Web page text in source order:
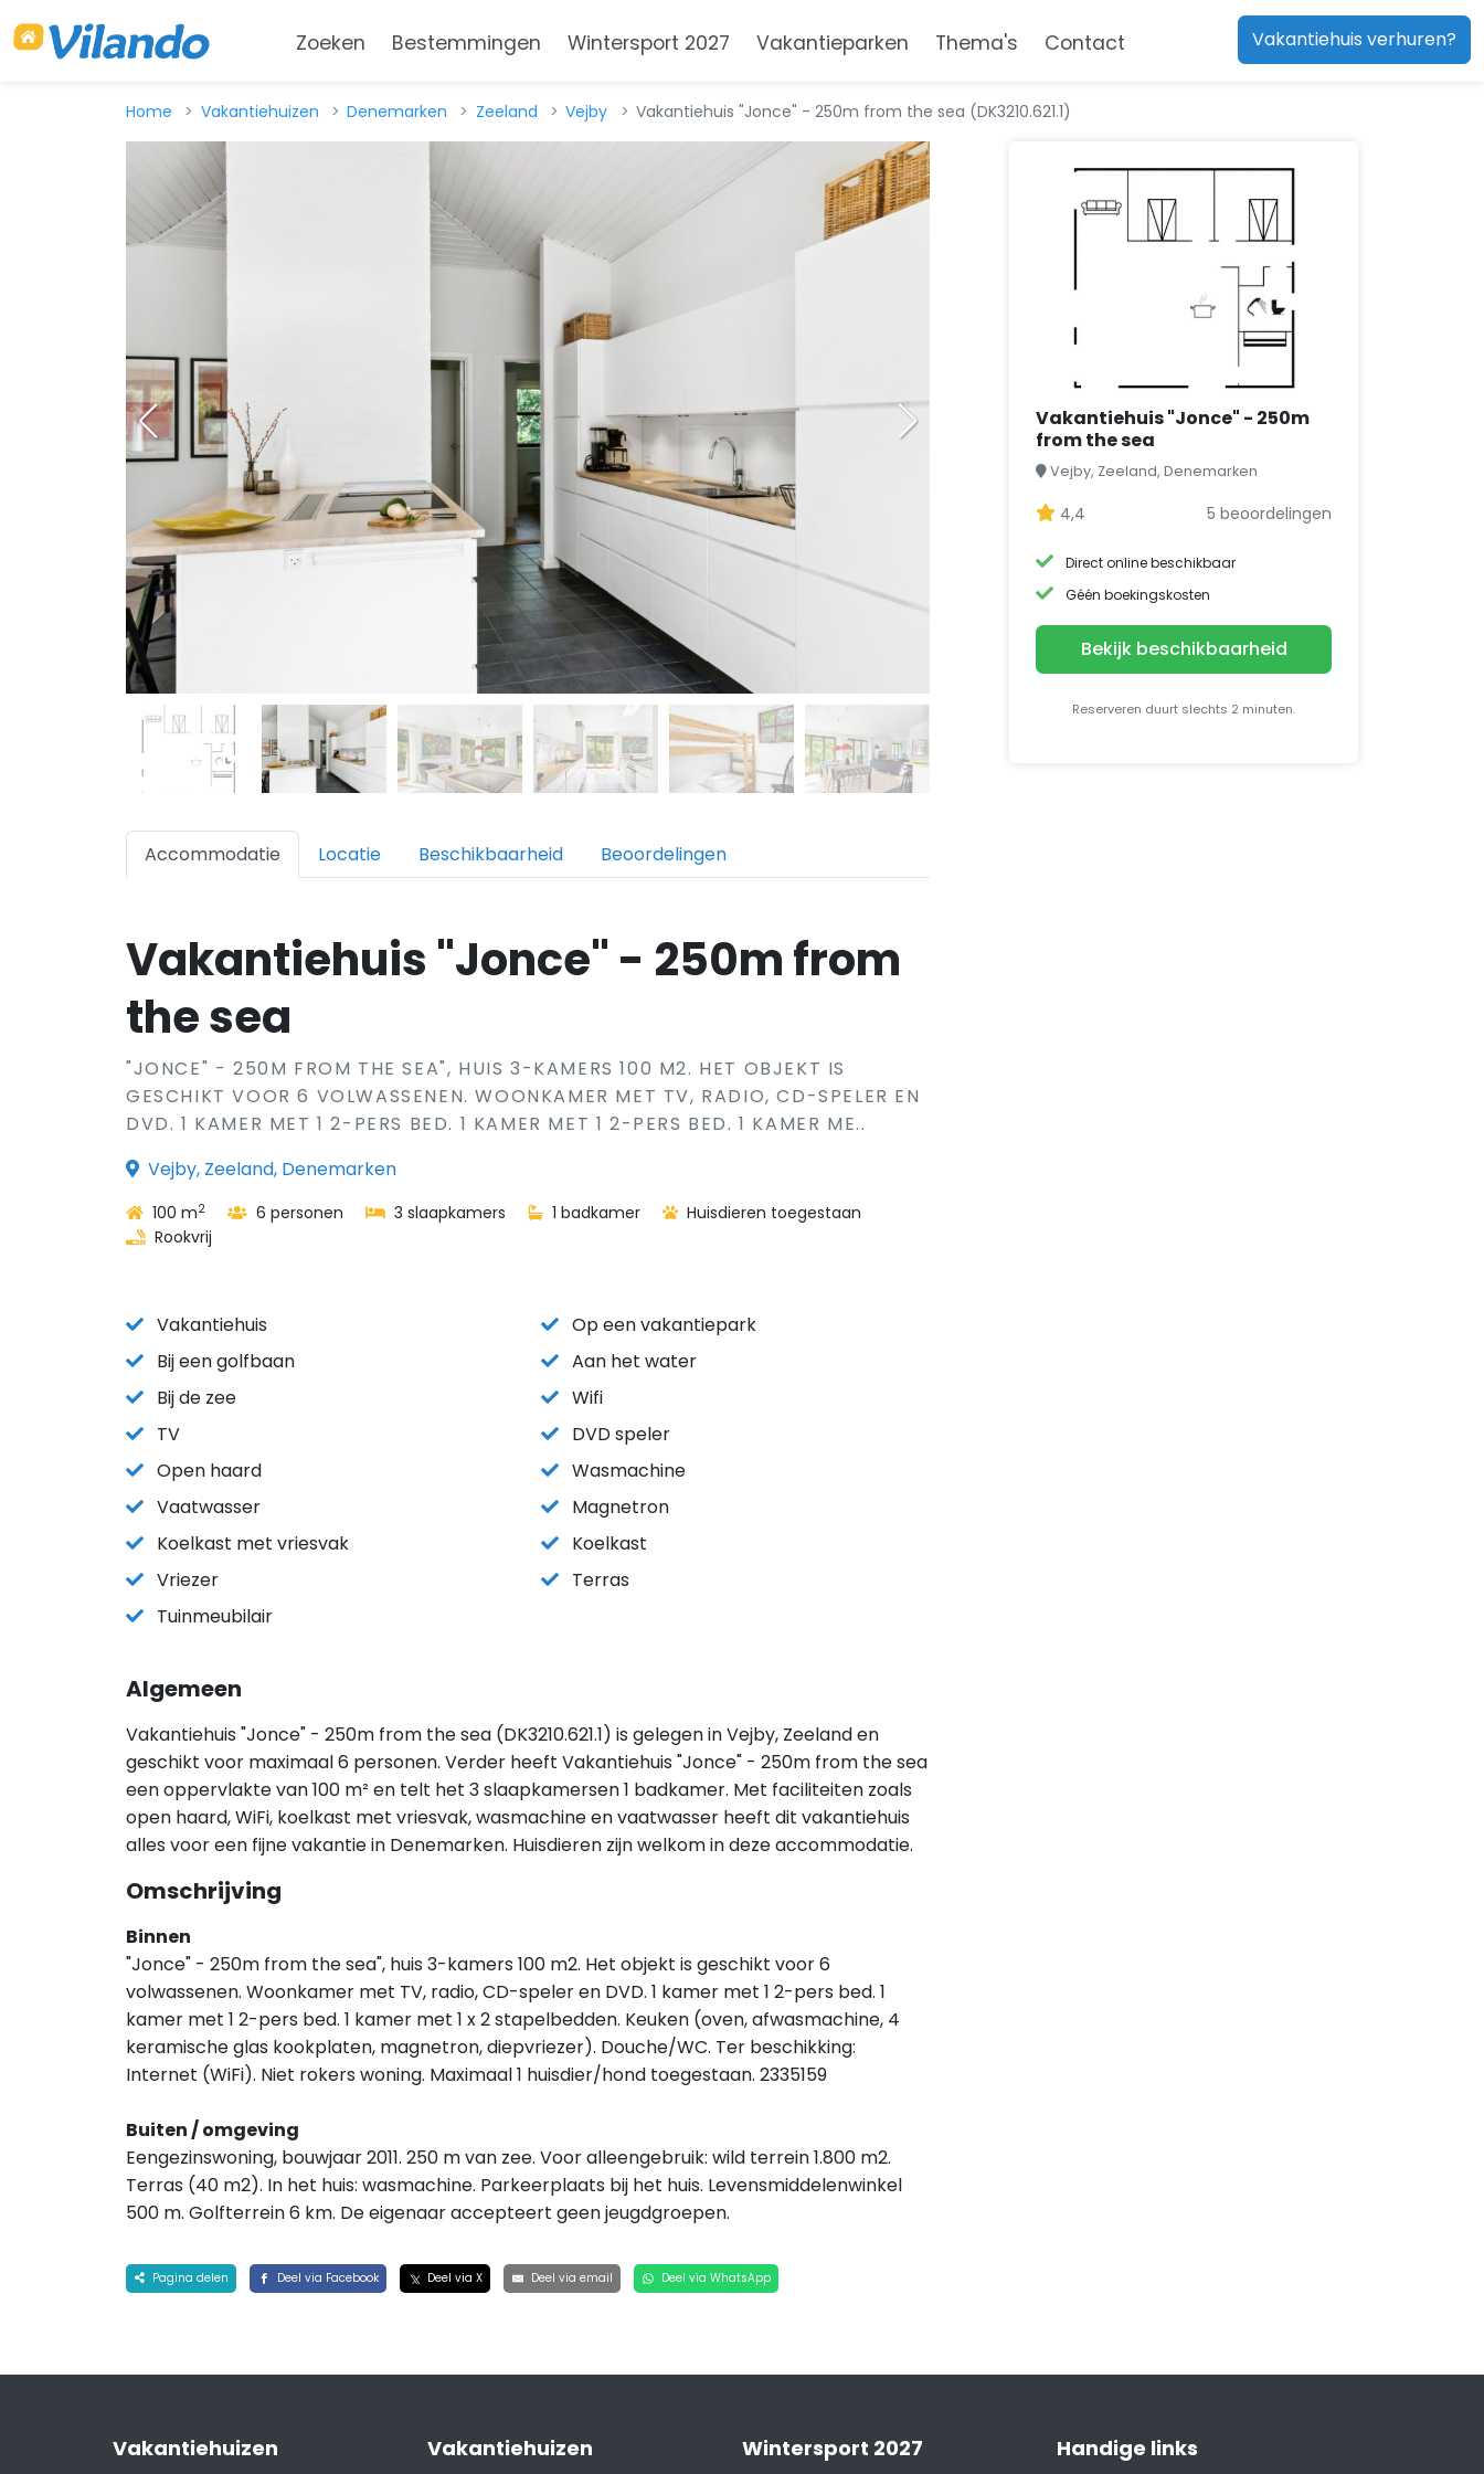
Zoeken Bestemmingen Wintersport 2027 Vakantieparken Thema's Contact Vakantiehuis verhuren?
Home Vakantiehuizen Denemarken Zeeland Vejby Vakantiehuis "Jonce" - 250m from the sea (DK3210.621.1)
Accommodatie Locatie Beschikbaarheid Beoordelingen
Vakantiehuis "Jonce" - 250m from
the sea
"JONCE" - 250M FROM THE SEA", HUIS 3-KAMERS 100 M2. HET OBJEKT IS
GESCHIKT VOOR 6 VOLWASSENEN. WOONKAMER MET TV, RADIO, CD-SPELER EN
DVD. 1 KAMER MET 1 2-PERS BED. 1 KAMER MET 1 2-PERS BED. 1 KAMER ME..
Vejby, Zeeland, Denemarken
100 m2 6 personen 3 slaapkamers 1 badkamer
Huisdieren toegestaan
Rookvrij
Vakantiehuis
Op een vakantiepark
Bij een golfbaan
Aan het water
Bij de zee
Wifi
TV
DVD speler
Open haard
Wasmachine
Vaatwasser
Magnetron
Koelkast met vriesvak
Koelkast
Vriezer
Terras
Tuinmeubilair
Algemeen
Vakantiehuis "Jonce" - 250m from the sea (DK3210.621.1) is gelegen in Vejby, Zeeland en
geschikt voor maximaal 6 personen. Verder heeft Vakantiehuis "Jonce" - 250m from the sea
een oppervlakte van 100 m² en telt het 3 slaapkamersen 1 badkamer. Met faciliteiten zoals
open haard, WiFi, koelkast met vriesvak, wasmachine en vaatwasser heeft dit vakantiehuis
alles voor een fijne vakantie in Denemarken. Huisdieren zijn welkom in deze accommodatie.
Omschrijving
Binnen
"Jonce" - 250m from the sea", huis 3-kamers 100 m2. Het objekt is geschikt voor 6
volwassenen. Woonkamer met TV, radio, CD-speler en DVD. 1 kamer met 1 2-pers bed. 1
kamer met 1 2-pers bed. 1 kamer met 1 x 2 stapelbedden. Keuken (oven, afwasmachine, 4
keramische glas kookplaten, magnetron, diepvriezer). Douche/WC. Ter beschikking:
Internet (WiFi). Niet rokers woning. Maximaal 1 huisdier/hond toegestaan. 2335159
Buiten / omgeving
Eengezinswoning, bouwjaar 2011. 250 m van zee. Voor alleengebruik: wild terrein 1.800 m2.
Terras (40 m2). In het huis: wasmachine. Parkeerplaats bij het huis. Levensmiddelenwinkel
500 m. Golfterrein 6 km. De eigenaar accepteert geen jeugdgroepen.
Pagina delen Deel via Facebook Deel via X Deel via email Deel via WhatsApp
Vakantiehuis "Jonce" - 250m
from the sea
Vejby, Zeeland, Denemarken
4,4 5 beoordelingen
Direct online beschikbaar
Géén boekingskosten
Bekijk beschikbaarheid
Reserveren duurt slechts 2 minuten.
Vakantiehuizen Vakantiehuizen Wintersport 2027 Handige links